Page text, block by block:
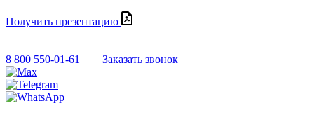
Получить презентацию
8 800 550-01-61 Заказать звонок